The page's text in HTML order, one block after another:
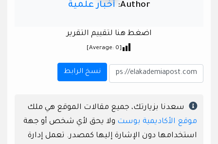
Author: أخبار علمية
اضغط هنا لتقييم التقرير
[Average:
0
]
نسخ الرابط
سعدنا بزيارتك، جميع مقالات الموقع هي ملك
موقع الأكاديمية بوست ولا يحق لأي شخص أو جهة
استخدامها دون الإشارة إليها كمصدر. تعمل إدارة